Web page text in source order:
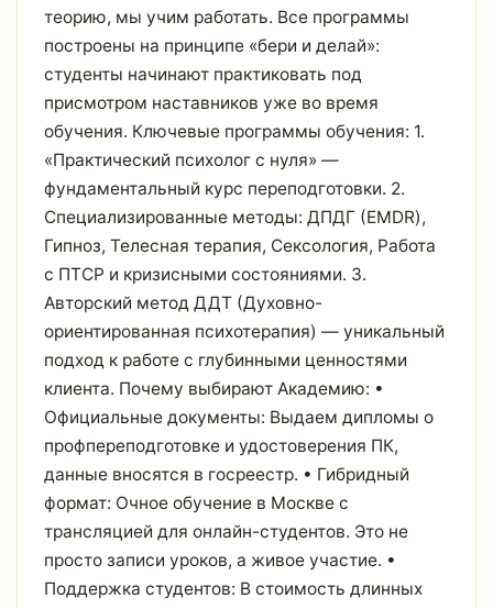
теорию, мы учим работать. Все программы
построены на принципе «бери и делай»:
студенты начинают практиковать под
присмотром наставников уже во время
обучения. Ключевые программы обучения: 1.
«Практический психолог с нуля» —
фундаментальный курс переподготовки. 2.
Специализированные методы: ДПДГ (EMDR),
Гипноз, Телесная терапия, Сексология, Работа
с ПТСР и кризисными состояниями. 3.
Авторский метод ДДТ (Духовно-
ориентированная психотерапия) — уникальный
подход к работе с глубинными ценностями
клиента. Почему выбирают Академию: •
Официальные документы: Выдаем дипломы о
профпереподготовке и удостоверения ПК,
данные вносятся в госреестр. • Гибридный
формат: Очное обучение в Москве с
трансляцией для онлайн-студентов. Это не
просто записи уроков, а живое участие. •
Поддержка студентов: В стоимость длинных